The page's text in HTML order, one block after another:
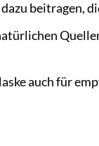
beitragen,
auch für